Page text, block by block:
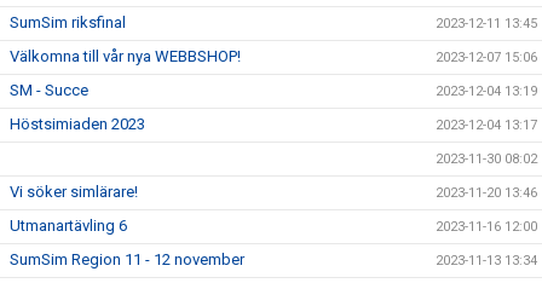
SumSim riksfinal 2023-12-11 13:45
Välkomna till vår nya WEBBSHOP! 2023-12-07 15:06
SM - Succe 2023-12-04 13:19
Höstsimiaden 2023 2023-12-04 13:17
2023-11-30 08:02
Vi söker simlärare! 2023-11-20 13:46
Utmanartävling 6 2023-11-16 12:00
SumSim Region 11 - 12 november 2023-11-13 13:34